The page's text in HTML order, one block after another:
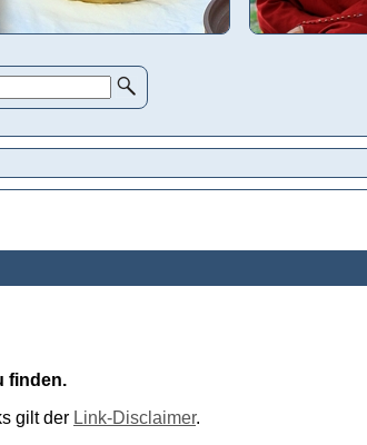
finden.
gilt der Link-Disclaimer.